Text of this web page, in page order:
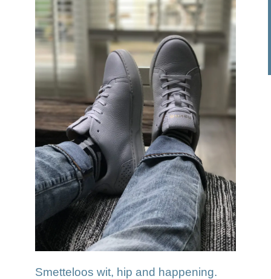
Smetteloos wit, hip and happening.